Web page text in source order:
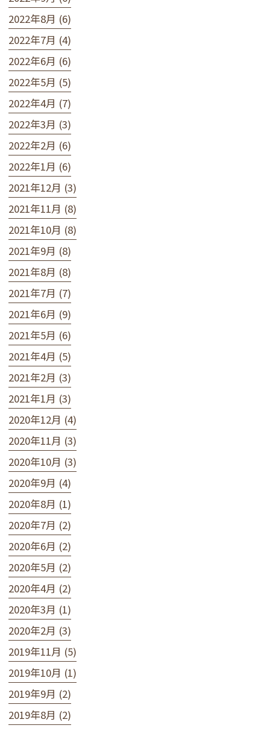
2022年8月 (6)
2022年7月 (4)
2022年6月 (6)
2022年5月 (5)
2022年4月 (7)
2022年3月 (3)
2022年2月 (6)
2022年1月 (6)
2021年12月 (3)
2021年11月 (8)
2021年10月 (8)
2021年9月 (8)
2021年8月 (8)
2021年7月 (7)
2021年6月 (9)
2021年5月 (6)
2021年4月 (5)
2021年2月 (3)
2021年1月 (3)
2020年12月 (4)
2020年11月 (3)
2020年10月 (3)
2020年9月 (4)
2020年8月 (1)
2020年7月 (2)
2020年6月 (2)
2020年5月 (2)
2020年4月 (2)
2020年3月 (1)
2020年2月 (3)
2019年11月 (5)
2019年10月 (1)
2019年9月 (2)
2019年8月 (2)